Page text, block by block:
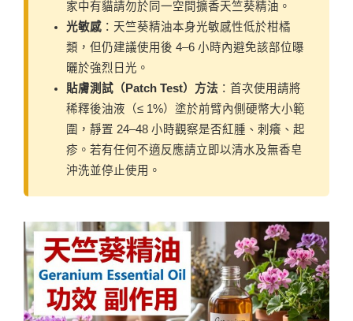
家中有貓請勿於同一空間擴香天竺葵精油。
光敏感 ：天竺葵精油本身光敏感性低於柑橘
類，但仍建議使用後 4–6 小時內避免該部位曝
曬於強烈日光。
貼膚測試（Patch Test）方法 ：首次使用請將
稀釋後油液（≤ 1%）塗於前臂內側硬幣大小範
圍，靜置 24–48 小時觀察是否紅腫、刺癢、起
疹。若有任何不適反應請立即以清水及無香皂
沖洗並停止使用。